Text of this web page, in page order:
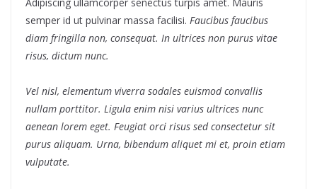
semper id ut pulvinar massa facilisi. Faucibus faucibus
diam fringilla non, consequat. In ultrices non purus vitae
risus, dictum nunc.
Vel nisl, elementum viverra sodales euismod convallis
nullam porttitor. Ligula enim nisi varius ultrices nunc
aenean lorem eget. Feugiat orci risus sed consectetur sit
purus aliquam. Urna, bibendum aliquet mi et, proin etiam
vulputate.